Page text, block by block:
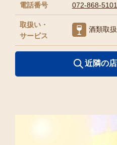
電話番号 072-868-5101
取扱い・
サービス
酒類取扱